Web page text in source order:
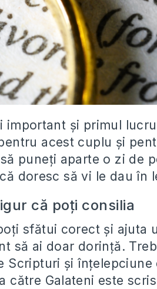
important și primul
acest cuplu și
puneți aparte o zi de
doresc să vi le dau în
că poți consilia
sfătui corect și ajuta
să ai doar dorință.
Scripturi și
către Galateni este